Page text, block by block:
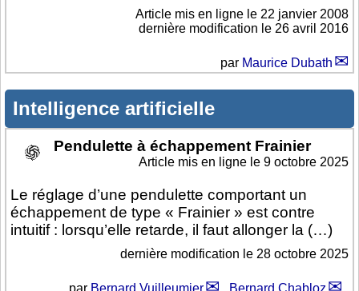
Article mis en ligne le 22 janvier 2008
dernière modification le 26 avril 2016
par Maurice Dubath
Intelligence artificielle
Pendulette à échappement Frainier
Le réglage d’une pendulette comportant un
échappement de type « Frainier » est contre
intuitif : lorsqu’elle retarde, il faut allonger la (…)
Article mis en ligne le 9 octobre 2025
dernière modification le 28 octobre 2025